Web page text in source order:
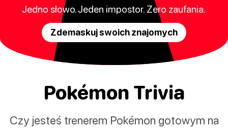
Jedno słowo. Jeden impostor. Zero zaufania.
Zdemaskuj swoich znajomych
Pokémon Trivia
Czy jesteś trenerem Pokémon gotowym na